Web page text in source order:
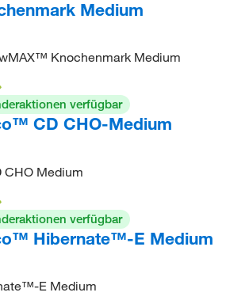
Medium
Knochenmark Medium
verfügbar
CD CHO-Medium
CHO Medium
verfügbar
Hibernate™-E Medium
E Medium